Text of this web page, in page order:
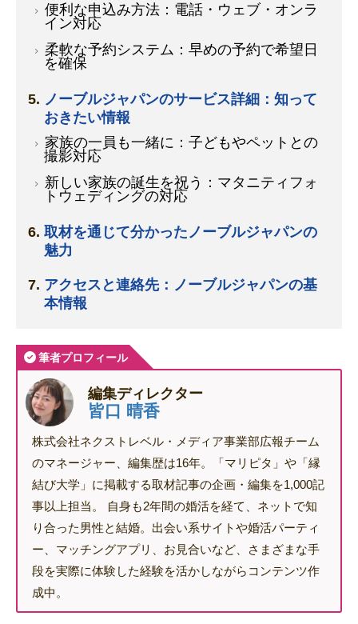
便利な申込み方法：電話・ウェブ・オンラ
イン対応
柔軟な予約システム：早めの予約で希望日
を確保
ノーブルジャパンのサービス詳細：知って
おきたい情報
家族の一員も一緒に：子どもやペットとの
撮影対応
新しい家族の誕生を祝う：マタニティフォ
トウェディングの対応
取材を通じて分かったノーブルジャパンの
魅力
アクセスと連絡先：ノーブルジャパンの基
本情報
筆者プロフィール
編集ディレクター
皆口 晴香
株式会社ネクストレベル・メディア事業部広報チーム
のマネージャー、編集歴は16年。「マリピタ」や「縁
結び大学」に掲載する取材記事の企画・編集を1,000記
事以上担当。 自身も2年間の婚活を経て、ネットで知
り合った男性と結婚。出会い系サイトや婚活パーティ
ー、マッチングアプリ、お見合いなど、さまざまな手
段を実際に体験した経験を活かしながらコンテンツ作
成中。